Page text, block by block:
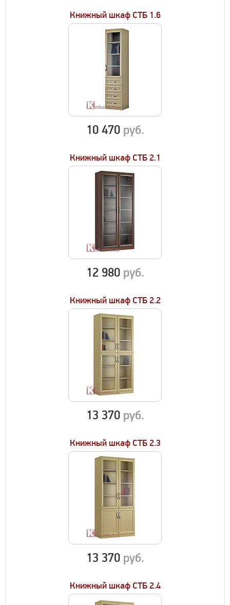
Книжный шкаф СТБ 1.6
10 470 руб.
Книжный шкаф СТБ 2.1
12 980 руб.
Книжный шкаф СТБ 2.2
13 370 руб.
Книжный шкаф СТБ 2.3
13 370 руб.
Книжный шкаф СТБ 2.4